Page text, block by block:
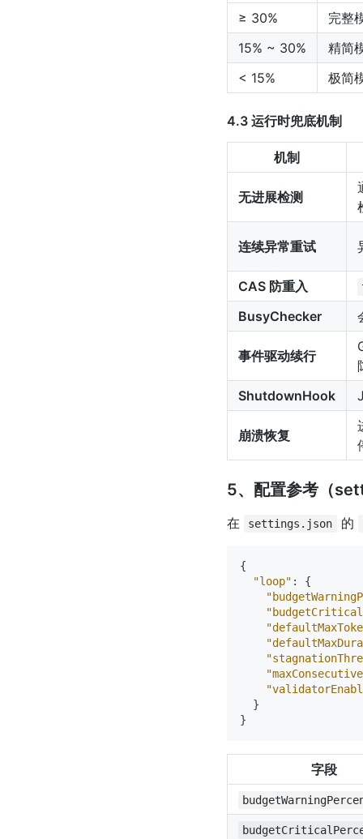
≥ 30%
完整
15% ~ 30%
精简
< 15%
极简
4.3 运行时兜底机制
机制
无进展检测
连续异常重试
CAS 防重入
BusyChecker
事件驱动续行
ShutdownHook
崩溃恢复
5、配置参考（
在 settings.json 的
{
"loop" :
{
}
}
字段